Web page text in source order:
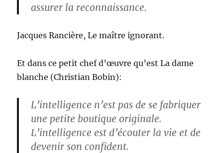
assurer la reconnaissance.
Jacques Rancière, Le maître ignorant.
Et dans ce petit chef d’œuvre qu’est La dame
blanche (Christian Bobin):
L’intelligence n’est pas de se fabriquer
une petite boutique originale.
L’intelligence est d’écouter la vie et de
devenir son confident.